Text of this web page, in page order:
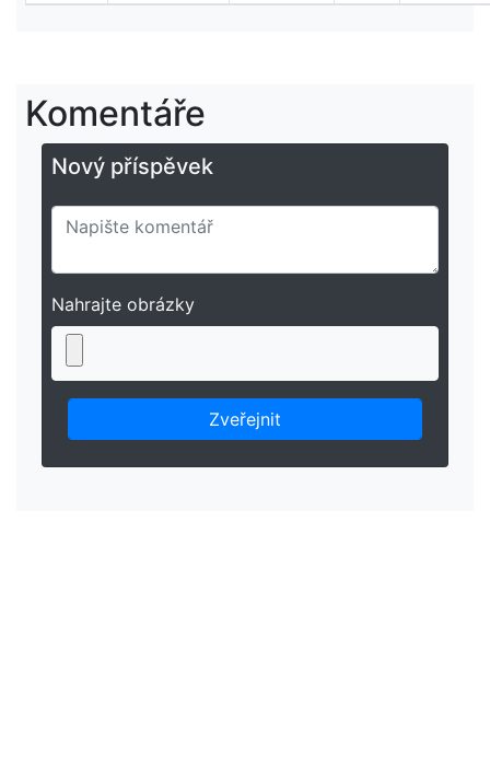
Komentáře
Nový příspěvek
Nahrajte obrázky